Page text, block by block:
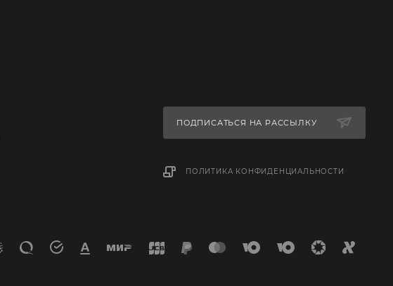
ПОДПИСАТЬСЯ НА РАССЫЛКУ
ПОЛИТИКА КОНФИДЕНЦИАЛЬНОСТИ